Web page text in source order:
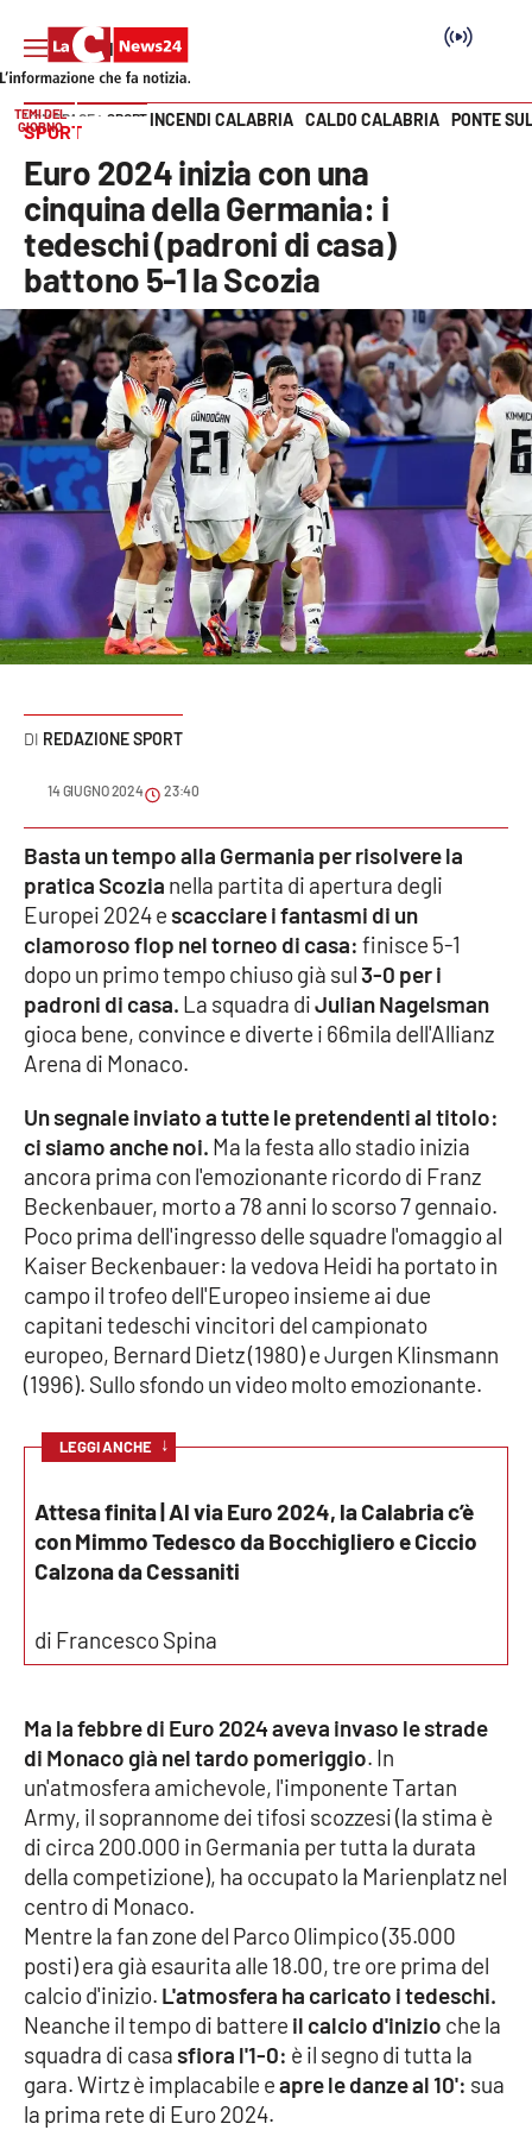
SEZIONI
Cronaca
Politica
Attualità
Economia e lavoro
Italia Mondo
Sanità
Sport
Cultura
Podcast
Meteo
Editoriali
VIDEO
Ambiente
Cronaca
Cultura
Economia e Lavoro
Politica
Sanità
Società
RUBRICHE
Good Morning Vietnam
Imprese Di Calabria
Le perfidie di Antonella Grippo
Venti di comunicazione
STREAMING
LaC TV
LaC Network
Vai
TEMI DEL
GIORNO
INCENDI CALABRIA CALDO CALABRIA PONTE
HOME PAGE SPORT
SPORT
Euro 2024 inizia con una
cinquina della Germania: i
tedeschi (padroni di casa)
battono 5-1 la Scozia
REDAZIONE SPORT
14 GIUGNO 2024 23:40
Basta un tempo alla Germania per risolvere la
pratica Scozia nella partita di apertura degli
Europei 2024 escacciare i fantasmi di un
clamoroso flop nel torneo di casa: finisce 5-1
dopo un primo tempo chiuso già sul3-0 per i
padroni di casa. La squadra diJulian Nagelsman
gioca bene, convince e diverte i 66mila dell'Allianz
Arena di Monaco.
Un segnale inviato a tutte le pretendenti al titolo:
ci siamo anche noi. Ma la festa allo stadio inizia
ancora prima con l'emozionante ricordo di Franz
Beckenbauer, morto a 78 anni lo scorso 7 gennaio.
Poco prima dell'ingresso delle squadre l'omaggio al
Kaiser Beckenbauer: la vedova Heidi ha portato in
campo il trofeo dell'Europeo insieme ai due
capitani tedeschi vincitori del campionato
europeo, Bernard Dietz (1980) e Jurgen Klinsmann
(1996). Sullo sfondo un video molto emozionante.
LEGGI ANCHE ↓
Attesa finita | Al via Euro 2024, la Calabria c’è
con Mimmo Tedesco da Bocchigliero e Ciccio
Calzona da Cessaniti
di Francesco Spina
Ma la febbre di Euro 2024 aveva invaso le strade
di Monaco già nel tardo pomeriggio. In
un'atmosfera amichevole, l'imponente Tartan
Army, il soprannome dei tifosi scozzesi (la stima è
di circa 200.000 in Germania per tutta la durata
della competizione), ha occupato la Marienplatz nel
centro di Monaco.
Mentre la fan zone del Parco Olimpico (35.000
posti) era già esaurita alle 18.00, tre ore prima del
calcio d'inizio. L'atmosfera ha caricato i tedeschi.
Neanche il tempo di battere il calcio d'inizio che la
squadra di casasfiora l'1-0: è il segno di tutta la
gara. Wirtz è implacabile eapre le danze al 10': sua
la prima rete di Euro 2024.